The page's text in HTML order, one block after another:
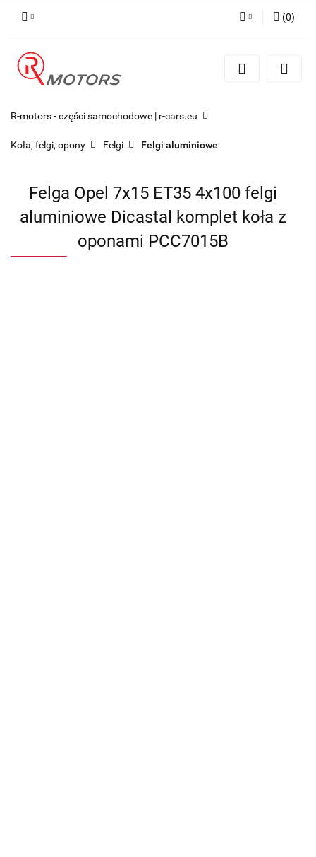
Zarejestruj się
(0)
R-motors - części samochodowe | r-cars.eu
Koła, felgi, opony Felgi Felgi aluminiowe
Felga Opel 7x15 ET35 4x100 felgi
aluminiowe Dicastal komplet koła z
oponami PCC7015B